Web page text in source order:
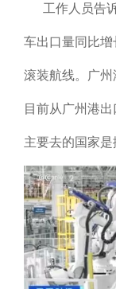
工作人员告诉
车出口量同比增
滚装航线。广州
目前从广州港
主要去的国家是